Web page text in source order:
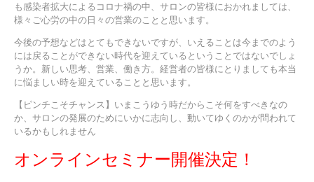
も感染者拡大によるコロナ禍の中、サロンの皆様におかれましては、
様々ご心労の中の日々の営業のことと思います。
今後の予想などはとてもできないですが、いえることは今までのよう
には戻ることができない時代を迎えているということではないでしょ
うか。新しい思考、営業、働き方。経営者の皆様にとりましても本当
に悩ましい時を迎えていることと思います。
【ピンチこそチャンス】いまこうゆう時だからこそ何をすべきなの
か、サロンの発展のためにいかに志向し、動いてゆくのかが問われて
いるかもしれません
オンラインセミナー開催決定！